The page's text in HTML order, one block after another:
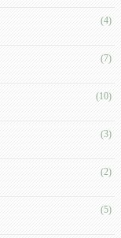
(4)
(7)
(10)
(3)
(2)
(5)